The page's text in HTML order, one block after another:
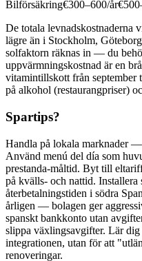
Bilförsäkring€300–600/
De totala levnadskostnaderna
lägre än i Stockholm,
solfaktorn räknas in — du
uppvärmningskostnad är en
vitamintillskott från september
på alkohol (restaurangpriser)
Spartips?
Handla på lokala marknader
Använd menú del día som
prestanda-måltid. Byt till
på kvälls- och nattid.
återbetalningstiden i södra
årligen — bolagen ger
spanskt bankkonto utan
slippa växlingsavgifter. Lär
integrationen, utan för att
renoveringar.